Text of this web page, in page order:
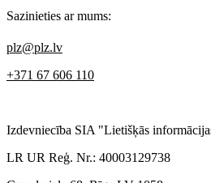
Sazinieties ar mums:
plz@plz.lv
+371 67 606 110
Izdevniecība SIA "Lietišķās
LR UR Reģ. Nr.: 40003129738